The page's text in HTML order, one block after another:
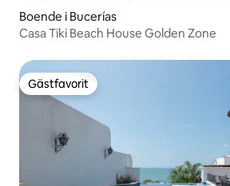
Boende i Bucerías
Casa Tiki Beach House Golden Zone
Gästfavorit
Gästfavorit